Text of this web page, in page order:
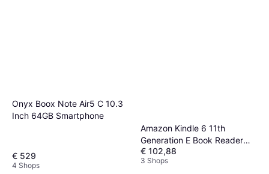
Onyx Boox Note Air5 C 10.3
Inch 64GB Smartphone
€ 529
4 Shops
Amazon Kindle 6 11th
Generation E Book Reader
16GB
€ 102,88
3 Shops